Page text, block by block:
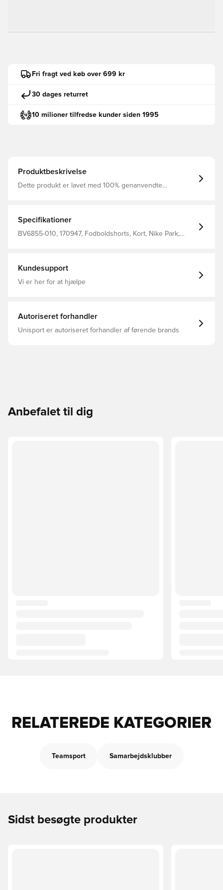
Fri fragt ved køb over 699 kr
30 dages returret
10 milioner tilfredse kunder siden 1995
Produktbeskrivelse
Dette produkt er lavet med 100% genanvendte
bogstaver eller to tal. Perfekt til initialer eller nummer.
Specifikationer
BV6855-010, 170947, Fodboldshorts, Kort, Nike Park,
Kundesupport
Vi er her for at hjælpe
Autoriseret forhandler
Unisport er autoriseret forhandler af førende brands
Anbefalet til dig
RELATEREDE KATEGORIER
Teamsport Samarbejdsklubber
Sidst besøgte produkter